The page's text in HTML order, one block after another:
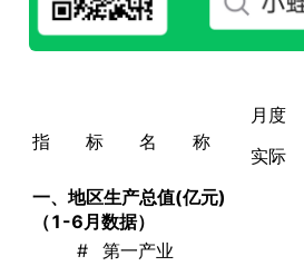
指 标 名 称
月度
实际
一、地区生产总值(亿元)
（1-6月数据）
# 第一产业